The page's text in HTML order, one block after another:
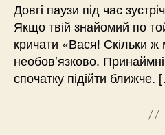
Довгі паузи під час
Якщо твій знайомий по
кричати «Вася! Скільки
необов’язково.
спочатку підійти ближче.